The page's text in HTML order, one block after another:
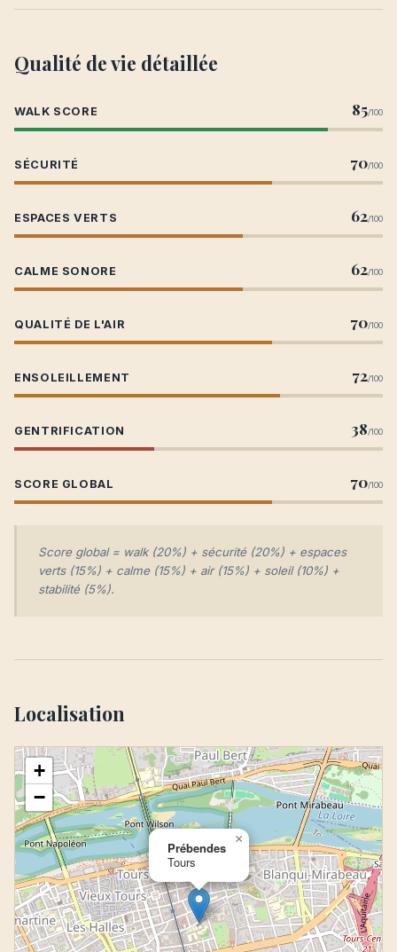
Qualité de vie détaillée
WALK SCORE 85/100
SÉCURITÉ 70/100
ESPACES VERTS 62/100
CALME SONORE 62/100
QUALITÉ DE L'AIR 70/100
ENSOLEILLEMENT 72/100
GENTRIFICATION 38/100
SCORE GLOBAL 70/100
Score global = walk (20%) + sécurité (20%) + espaces
verts (15%) + calme (15%) + air (15%) + soleil (10%) +
stabilité (5%).
Localisation
Prébendes
Tours
×
+
−